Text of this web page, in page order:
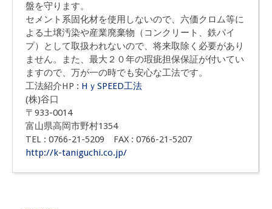
盤を守ります。
セメント系固化材を使用しないので、六価クロム等に
よる土壌汚染や産業廃棄物（コンクリート、鉄パイ
プ）として取扱われないので、将来取除く必要があり
ません。また、最大２０年の瑕疵担保保証が付いてい
ますので、万が一の時でも安心な工法です。
工法紹介HP : HｙSPEED工法
(株)谷口
〒933-0014
富山県高岡市野村1354
TEL : 0766-21-5209 FAX : 0766-21-5207
http://k-taniguchi.co.jp/